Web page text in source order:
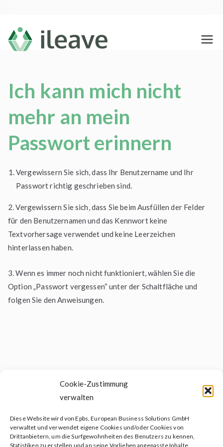
Cookie-Zustimmung
verwalten
Diese Website wird von Epbs, European Business Solutions GmbH
verwaltet und verwendet eigene Cookies und/oder Cookies von
Drittanbietern, um die Surfgewohnheiten des Benutzers zu kennen,
Statistiken zu erstellen und an seine Vorlieben angepasste Inhalte
springen
Ich kann mich nicht
mehr an mein
Passwort erinnern
Vergewissern Sie sich, dass Ihr Benutzername und Ihr
Passwort richtig geschrieben sind.
2. Vergewissern Sie sich, dass Sie beim Ausfüllen der Felder
für den Benutzernamen und das Kennwort keine
Textvorhersage verwendet und keine Leerzeichen
hinterlassen haben.
3. Wenn es immer noch nicht funktioniert, wählen Sie die
Option „Passwort vergessen“ unter der Schaltfläche und
folgen Sie den Anweisungen.
Soziales testament
Patientenverfügung